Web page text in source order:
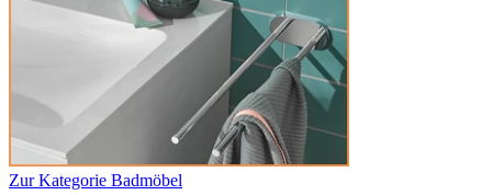
Zur Kategorie Badmöbel